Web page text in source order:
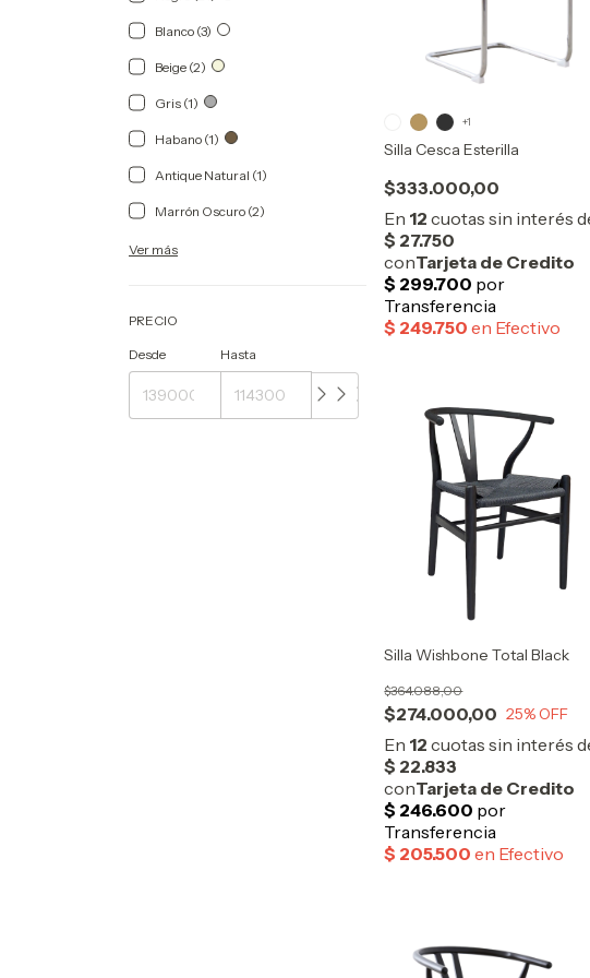
Blanco (3)
Beige (2)
Gris (1)
Habano (1)
Antique Natural (1)
Marrón Oscuro (2)
Ver más
PRECIO
Desde Hasta
Silla Cesca Esterilla
$333.000,00
+1
Silla Wishbone Total Black
$274.000,00
$364.088,00
25% OFF